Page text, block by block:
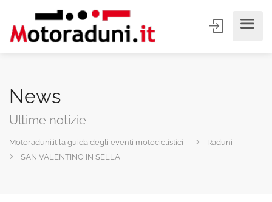
News
Ultime notizie
Motoraduni.it la guida degli eventi motociclistici
Raduni
SAN VALENTINO IN SELLA